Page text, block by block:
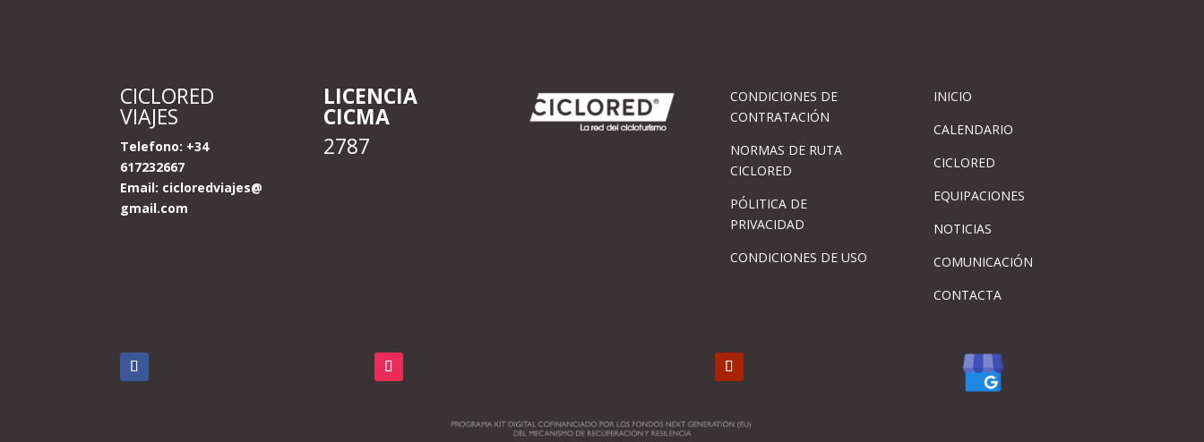
CICLORED
VIAJES
Telefono: +34
617232667
Email: cicloredviajes@
gmail.com
LICENCIA
CICMA
2787
CONDICIONES DE
CONTRATACIÓN
NORMAS DE RUTA
CICLORED
PÓLITICA DE
PRIVACIDAD
CONDICIONES DE USO
INICIO
CALENDARIO
CICLORED
EQUIPACIONES
NOTICIAS
COMUNICACIÓN
CONTACTA